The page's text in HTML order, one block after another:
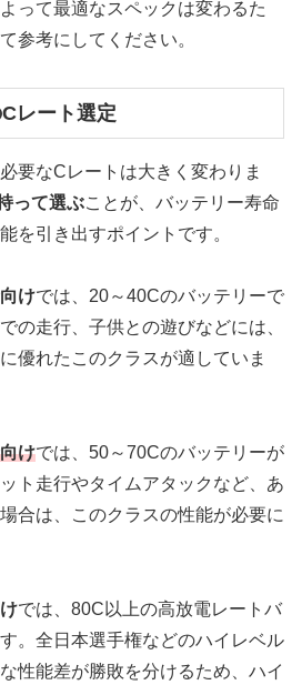
って最適なスペックは変わるた
参考にしてください。
レート選定
要なCレートは大きく変わりま
って選ぶことが、バッテリー寿命
を引き出すポイントです。
けでは、20～40Cのバッテリーで
の走行、子供との遊びなどには、
優れたこのクラスが適していま
けでは、50～70Cのバッテリーが
ト走行やタイムアタックなど、あ
合は、このクラスの性能が必要に
では、80C以上の高放電レートバ
。全日本選手権などのハイレベル
性能差が勝敗を分けるため、ハイ